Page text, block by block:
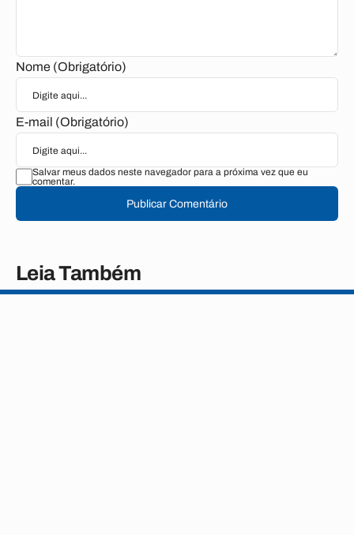
Nome (Obrigatório)
E-mail (Obrigatório)
Salvar meus dados neste navegador para a próxima vez que eu
comentar.
Publicar Comentário
Leia Também